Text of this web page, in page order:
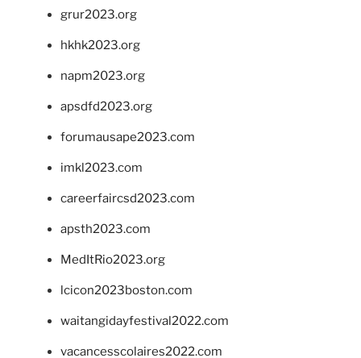
grur2023.org
hkhk2023.org
napm2023.org
apsdfd2023.org
forumausape2023.com
imkl2023.com
careerfaircsd2023.com
apsth2023.com
MedItRio2023.org
lcicon2023boston.com
waitangidayfestival2022.com
vacancesscolaires2022.com